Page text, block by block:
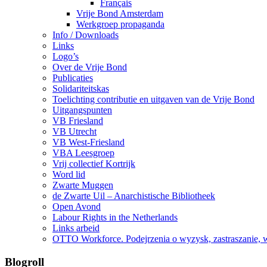
Français
Vrije Bond Amsterdam
Werkgroep propaganda
Info / Downloads
Links
Logo’s
Over de Vrije Bond
Publicaties
Solidariteitskas
Toelichting contributie en uitgaven van de Vrije Bond
Uitgangspunten
VB Friesland
VB Utrecht
VB West-Friesland
VBA Leesgroep
Vrij collectief Kortrijk
Word lid
Zwarte Muggen
de Zwarte Uil – Anarchistische Bibliotheek
Open Avond
Labour Rights in the Netherlands
Links arbeid
OTTO Workforce. Podejrzenia o wyzysk, zastraszanie,
Blogroll